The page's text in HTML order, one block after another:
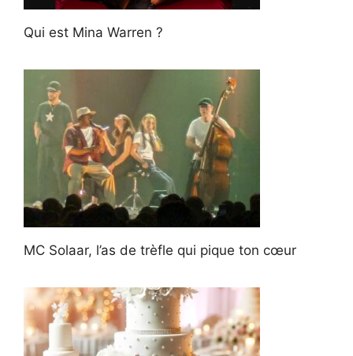
Qui est Mina Warren ?
MC Solaar, l’as de trèfle qui pique ton cœur